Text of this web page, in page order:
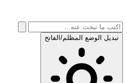
تبديل الوضع المظلم/الفاتح